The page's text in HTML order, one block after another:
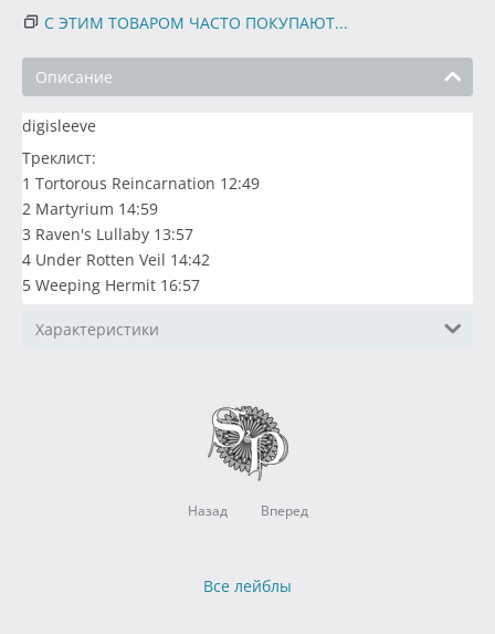
С ЭТИМ ТОВАРОМ ЧАСТО ПОКУПАЮТ...
Описание
digisleeve
Треклист:
1 Tortorous Reincarnation 12:49
2 Martyrium 14:59
3 Raven's Lullaby 13:57
4 Under Rotten Veil 14:42
5 Weeping Hermit 16:57
Характеристики
Назад Вперед
Все лейблы